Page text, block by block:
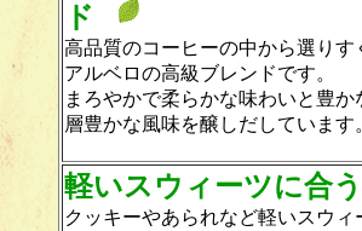
ド
高品質のコーヒーの中から選り
アルベロの高級ブレンドです。
まろやかで柔らかな味わいと豊
層豊かな風味を醸しだしています
軽いスウィーツに合
クッキーやあられなど軽いスウ